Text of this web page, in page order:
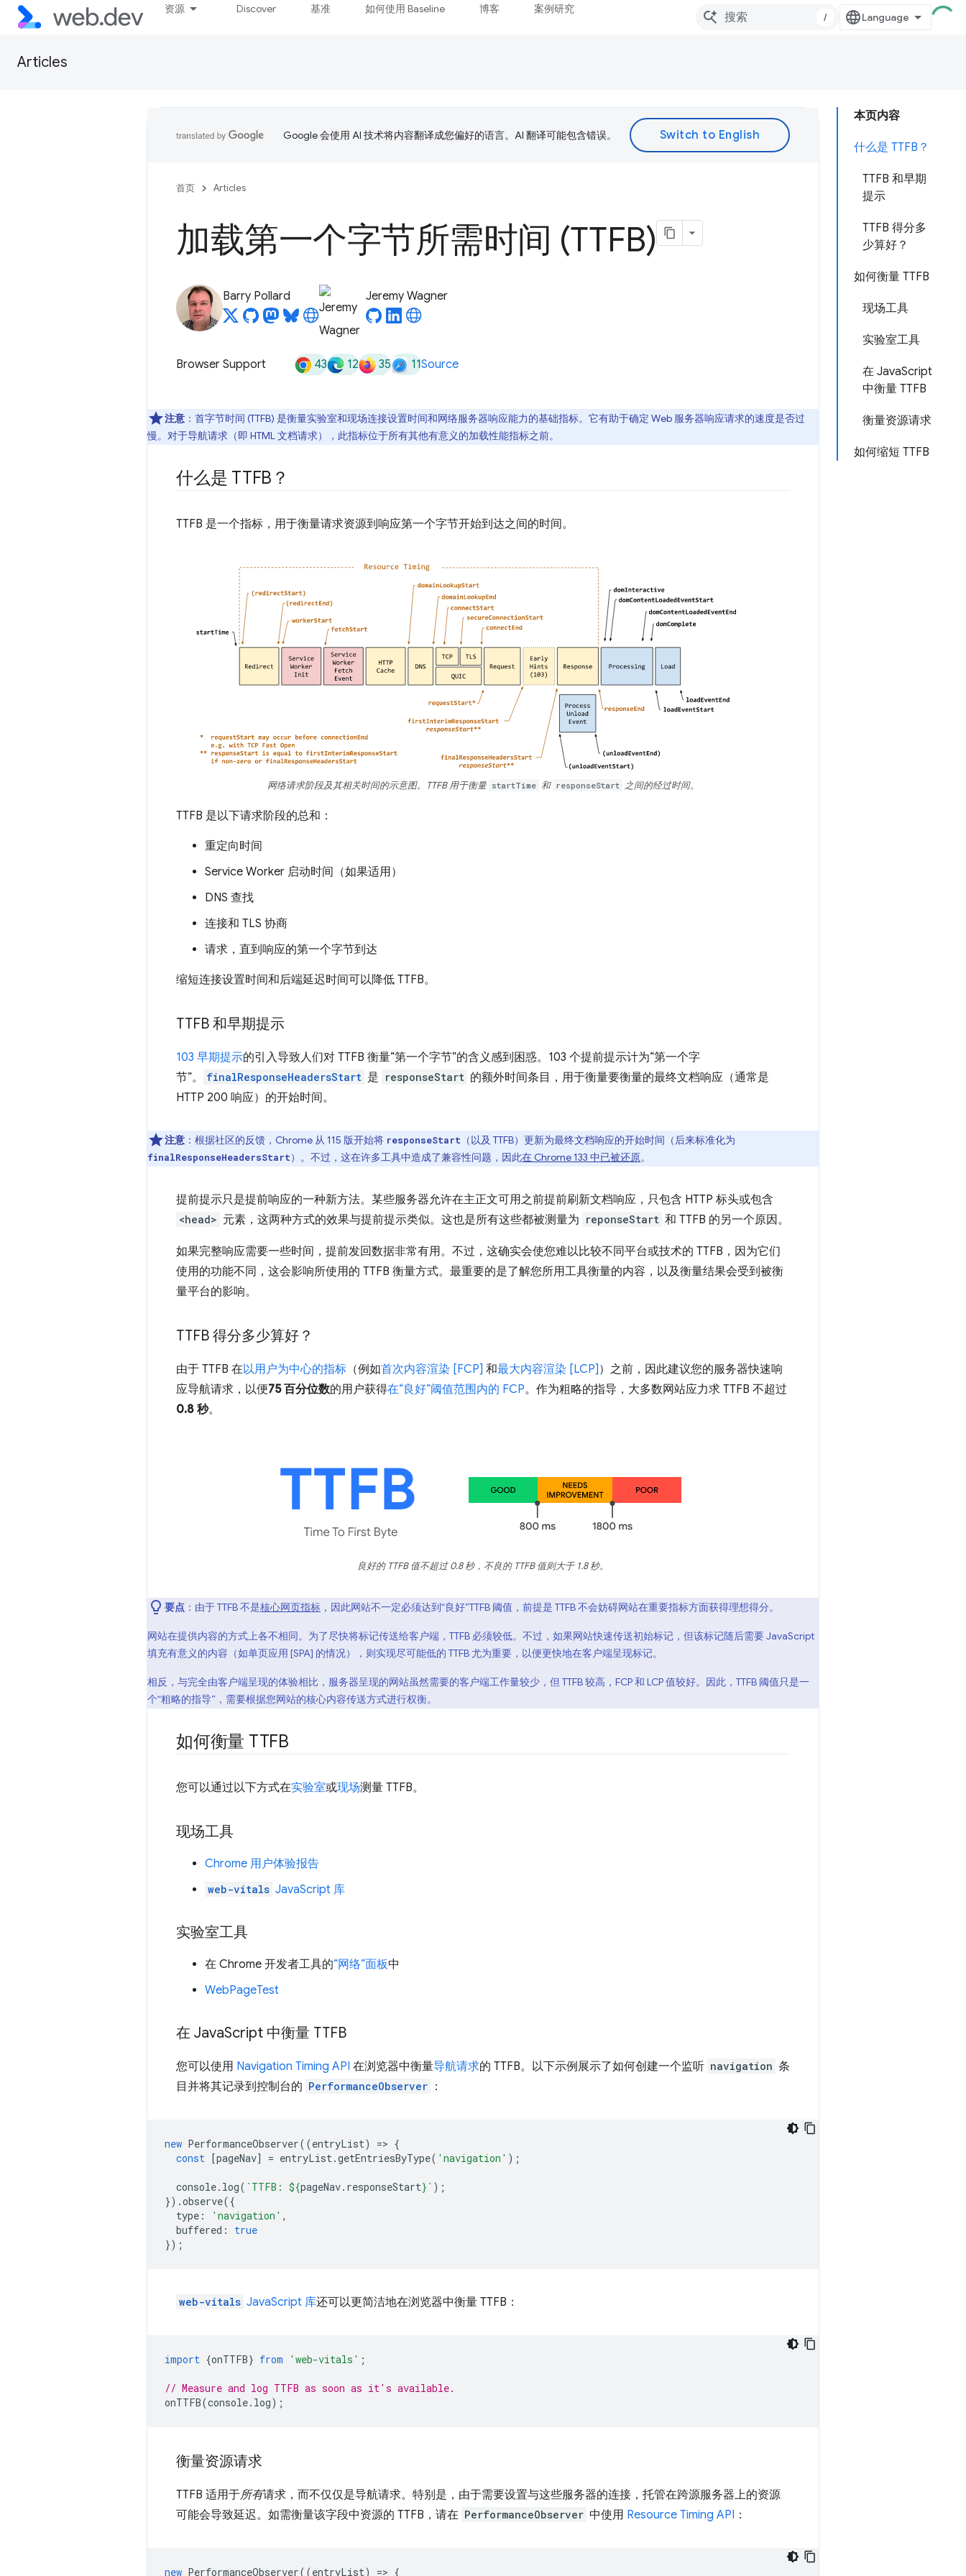
资源 Discover 基准 如何使用 Baseline 博客 案例研究
/
Articles
本页内容
什么是 TTFB？
TTFB 和早期
提示
TTFB 得分多
少算好？
如何衡量 TTFB
现场工具
实验室工具
在 JavaScript
中衡量 TTFB
衡量资源请求
如何缩短 TTFB
Google 会使用 AI 技术将内容翻译成您偏好的语言。AI 翻译可能包含错误。
首页 Articles
加载第一个字节所需时间 (TTFB)
Barry Pollard Jeremy Wagner
Browser Support 43 12 35 11Source
注意 ：首字节时间 (TTFB) 是衡量实验室和现场连接设置时间和网络服务器响应能力的基础指标。它有助于确定 Web 服务器响应请求的速度是否过
慢。对于导航请求（即 HTML 文档请求），此指标位于所有其他有意义的加载性能指标之前。
什么是 TTFB？
TTFB 是一个指标，用于衡量请求资源到响应第一个字节开始到达之间的时间。
网络请求阶段及其相关时间的示意图。TTFB 用于衡量 startTime 和 responseStart 之间的经过时间。
TTFB 是以下请求阶段的总和：
重定向时间
Service Worker 启动时间（如果适用）
DNS 查找
连接和 TLS 协商
请求，直到响应的第一个字节到达
缩短连接设置时间和后端延迟时间可以降低 TTFB。
TTFB 和早期提示
103 早期提示的引入导致人们对 TTFB 衡量“第一个字节”的含义感到困惑。103 个提前提示计为“第一个字
节”。
finalResponseHeadersStart 是 responseStart 的额外时间条目，用于衡量要衡量的最终文档响应（通常是
HTTP 200 响应）的开始时间。
注意 ：根据社区的反馈，Chrome 从 115 版开始将 responseStart （以及 TTFB）更新为最终文档响应的开始时间（后来标准化为
finalResponseHeadersStart）。不过，这在许多工具中造成了兼容性问题，因此在 Chrome 133 中已被还原。
提前提示只是提前响应的一种新方法。某些服务器允许在主正文可用之前提前刷新文档响应，只包含 HTTP 标头或包含
<head> 元素，这两种方式的效果与提前提示类似。这也是所有这些都被测量为 reponseStart 和 TTFB 的另一个原因。
如果完整响应需要一些时间，提前发回数据非常有用。不过，这确实会使您难以比较不同平台或技术的 TTFB，因为它们
使用的功能不同，这会影响所使用的 TTFB 衡量方式。最重要的是了解您所用工具衡量的内容，以及衡量结果会受到被衡
量平台的影响。
TTFB 得分多少算好？
由于 TTFB 在以用户为中心的指标 （例如首次内容渲染 [FCP] 和最大内容渲染 [LCP] ）之前，因此建议您的服务器快速响
应导航请求，以便75 百分位数的用户获得在“良好”阈值范围内的 FCP。作为粗略的指导，大多数网站应力求 TTFB 不超过
0.8 秒。
良好的 TTFB 值不超过 0.8 秒，不良的 TTFB 值则大于 1.8 秒。
要点 ：由于 TTFB 不是核心网页指标 ，因此网站不一定必须达到“良好”TTFB 阈值，前提是 TTFB 不会妨碍网站在重要指标方面获得理想得分。
网站在提供内容的方式上各不相同。为了尽快将标记传送给客户端，TTFB 必须较低。不过，如果网站快速传送初始标记，但该标记随后需要 JavaScript
填充有意义的内容（如单页应用 [SPA] 的情况），则实现尽可能低的 TTFB 尤为重要，以便更快地在客户端呈现标记。
相反，与完全由客户端呈现的体验相比，服务器呈现的网站虽然需要的客户端工作量较少，但 TTFB 较高，FCP 和 LCP 值较好。因此，TTFB 阈值只是一
个“粗略的指导”，需要根据您网站的核心内容传送方式进行权衡。
如何衡量 TTFB
您可以通过以下方式在实验室或现场测量 TTFB。
现场工具
Chrome 用户体验报告
web-vitals JavaScript 库
实验室工具
在 Chrome 开发者工具的“网络”面板中
WebPageTest
在 JavaScript 中衡量 TTFB
您可以使用 Navigation Timing API 在浏览器中衡量导航请求的 TTFB。以下示例展示了如何创建一个监听 navigation 条
目并将其记录到控制台的 PerformanceObserver ：
new PerformanceObserver((entryList) => {
const [pageNav] = entryList .getEntriesByType( 'navigation' );
console. log( `TTFB: ${pageNav. responseStart} ` );
}).observe({
type : 'navigation' ,
buffered :
true
});
web-vitals JavaScript 库还可以更简洁地在浏览器中衡量 TTFB：
import {onTTFB} from 'web-vitals' ;
// Measure and log TTFB as soon as it's available.
onTTFB(console. log);
衡量资源请求
TTFB 适用于所有请求，而不仅仅是导航请求。特别是，由于需要设置与这些服务器的连接，托管在跨源服务器上的资源
可能会导致延迟。如需衡量该字段中资源的 TTFB，请在 PerformanceObserver 中使用 Resource Timing API ：
new PerformanceObserver((entryList) => {